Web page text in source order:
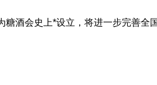
糖酒会史上*设立，将进一步完善全